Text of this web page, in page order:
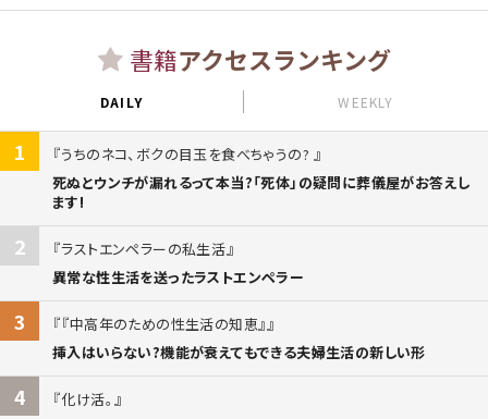
書籍アクセスランキング
DAILY WEEKLY
1
うちのネコ、ボクの目玉を食べちゃうの?
死ぬとウンチが漏れるって本当?「死体」の疑問に葬儀屋がお答えし
ます!
2
ラストエンペラーの私生活
異常な性生活を送ったラストエンペラー
3
『中高年のための性生活の知恵』
挿入はいらない?機能が衰えてもできる夫婦生活の新しい形
4
化け活。